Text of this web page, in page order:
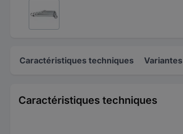
Caractéristiques techniques Variantes
Caractéristiques techniques